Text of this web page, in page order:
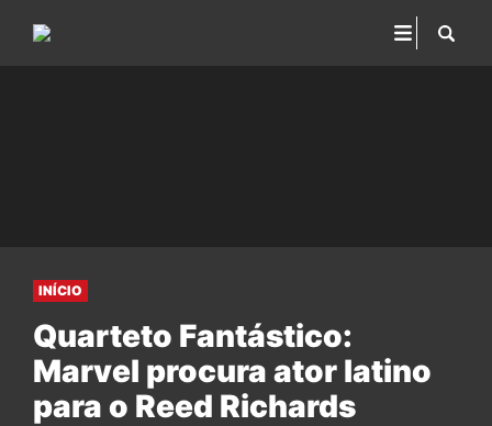
INÍCIO
Quarteto Fantástico:
Marvel procura ator latino
para o Reed Richards